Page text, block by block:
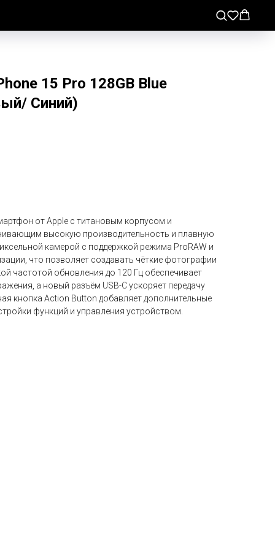
15 Pro 128GB Blue
Синий)
от Apple с титановым корпусом и
высокую производительность и плавную
камерой с поддержкой режима ProRAW и
что позволяет создавать чёткие фотографии
частотой обновления до 120 Гц обеспечивает
а новый разъём USB-C ускоряет передачу
кнопка Action Button добавляет дополнительные
функций и управления устройством.